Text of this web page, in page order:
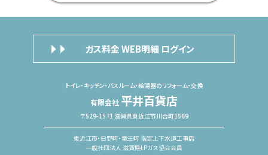
ガス料金 WEB明細 ログイン
トイレ・キッチン・バスルーム・給湯器のリフォーム・交換
有限会社 平井百貨店
〒529-1571 滋賀県東近江市川合町1569
東近江市・日野町・竜王町 指定上下水道工事店
一般社団法人 滋賀県LPガス協会会員